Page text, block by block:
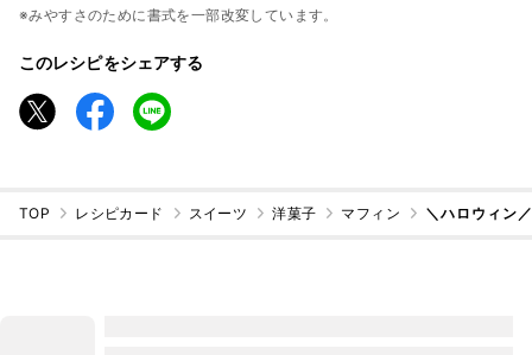
※みやすさのために書式を一部改変しています。
このレシピをシェアする
TOP レシピカード スイーツ 洋菓子 マフィン ＼ハロウィン